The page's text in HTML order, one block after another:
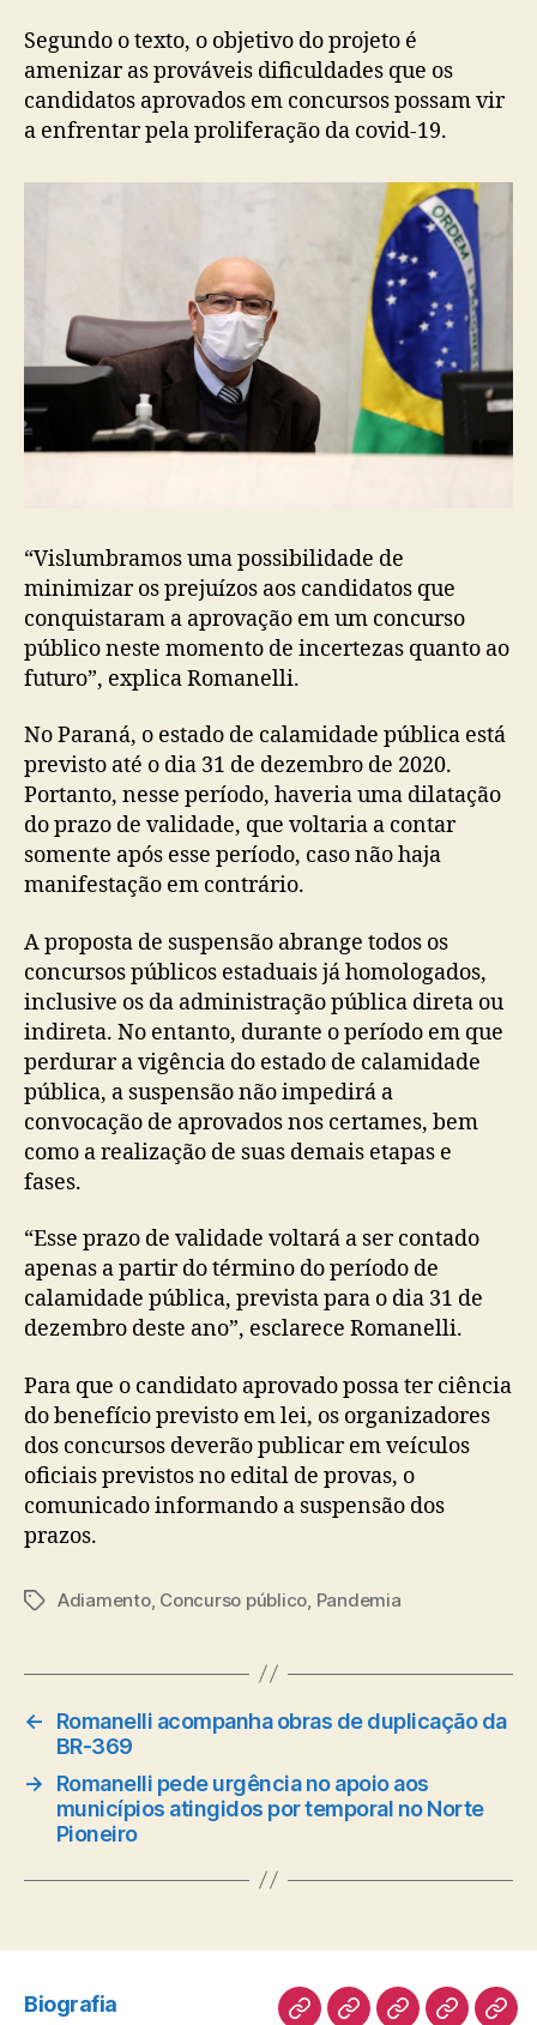
Segundo o texto, o objetivo do projeto é
amenizar as prováveis dificuldades que os
candidatos aprovados em concursos possam vir
a enfrentar pela proliferação da covid-19.
“Vislumbramos uma possibilidade de
minimizar os prejuízos aos candidatos que
conquistaram a aprovação em um concurso
público neste momento de incertezas quanto ao
futuro”, explica Romanelli.
No Paraná, o estado de calamidade pública está
previsto até o dia 31 de dezembro de 2020.
Portanto, nesse período, haveria uma dilatação
do prazo de validade, que voltaria a contar
somente após esse período, caso não haja
manifestação em contrário.
A proposta de suspensão abrange todos os
concursos públicos estaduais já homologados,
inclusive os da administração pública direta ou
indireta. No entanto, durante o período em que
perdurar a vigência do estado de calamidade
pública, a suspensão não impedirá a
convocação de aprovados nos certames, bem
como a realização de suas demais etapas e
fases.
“Esse prazo de validade voltará a ser contado
apenas a partir do término do período de
calamidade pública, prevista para o dia 31 de
dezembro deste ano”, esclarece Romanelli.
Para que o candidato aprovado possa ter ciência
do benefício previsto em lei, os organizadores
dos concursos deverão publicar em veículos
oficiais previstos no edital de provas, o
comunicado informando a suspensão dos
prazos.
TagsAdiamento, Concurso público Pandemia
←
Romanelli acompanha obras de duplicação da
BR-369
→
Romanelli pede urgência no apoio aos
municípios atingidos por temporal no Norte
Pioneiro
Biografia